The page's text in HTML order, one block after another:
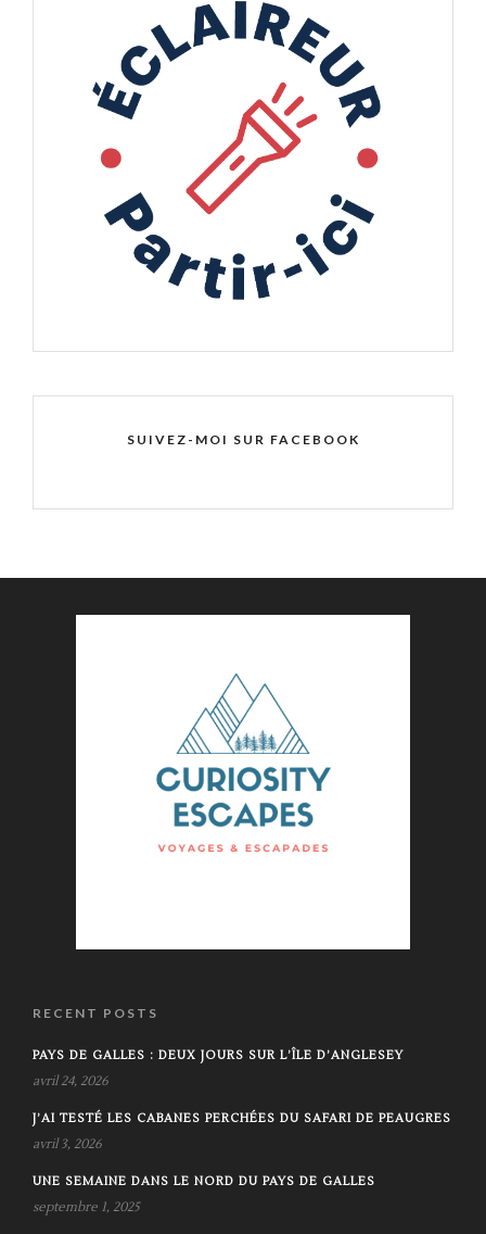
SUIVEZ-MOI SUR FACEBOOK
RECENT POSTS
PAYS DE GALLES : DEUX JOURS SUR L’ÎLE D’ANGLESEY
avril 24, 2026
J’AI TESTÉ LES CABANES PERCHÉES DU SAFARI DE PEAUGRES
avril 3, 2026
UNE SEMAINE DANS LE NORD DU PAYS DE GALLES
septembre 1, 2025